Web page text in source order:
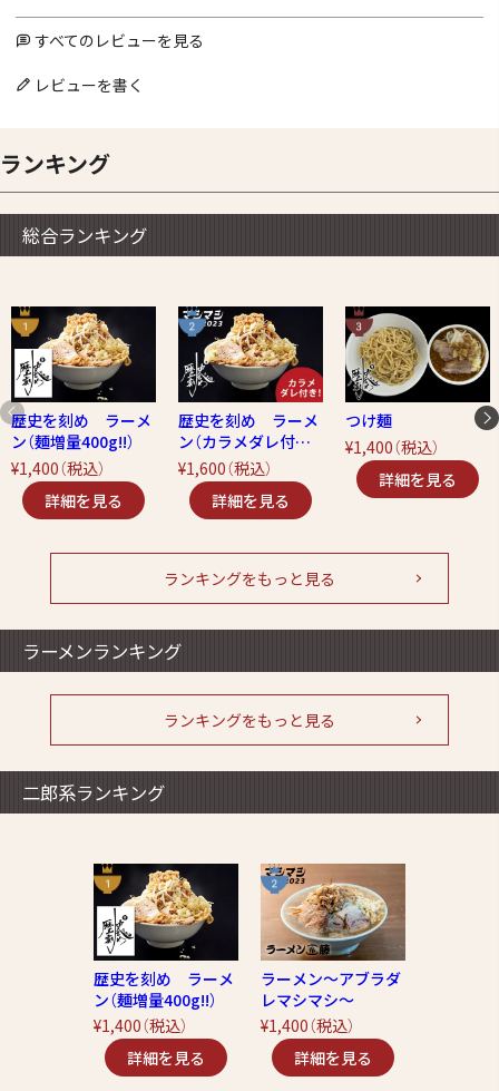
すべてのレビューを見る
レビューを書く
ランキング
総合ランキング
歴史を刻め ラーメ
ン（麺増量400g!!）
¥1,400（税込）
歴史を刻め ラーメ
ン（カラメダレ付
き！）
¥1,600（税込）
つけ麺
¥1,400（税込）
ランキングをもっと見る
ラーメンランキング
ランキングをもっと見る
二郎系ランキング
歴史を刻め ラーメ
ン（麺増量400g!!）
¥1,400（税込）
ラーメン～アブラダ
レマシマシ～
¥1,400（税込）